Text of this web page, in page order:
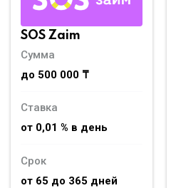
SOS Zaim
Сумма
до 500 000 ₸
Ставка
от 0,01 % в день
Срок
от 65 до 365 дней